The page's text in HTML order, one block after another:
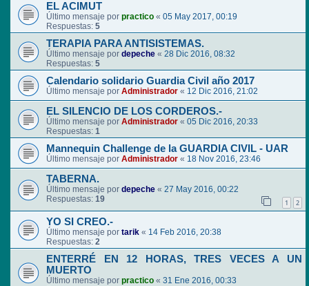
EL ACIMUT
Último mensaje por practico « 05 May 2017, 00:19
Respuestas: 5
TERAPIA PARA ANTISISTEMAS.
Último mensaje por depeche « 28 Dic 2016, 08:32
Respuestas: 5
Calendario solidario Guardia Civil año 2017
Último mensaje por Administrador « 12 Dic 2016, 21:02
EL SILENCIO DE LOS CORDEROS.-
Último mensaje por Administrador « 05 Dic 2016, 20:33
Respuestas: 1
Mannequin Challenge de la GUARDIA CIVIL - UAR
Último mensaje por Administrador « 18 Nov 2016, 23:46
TABERNA.
Último mensaje por depeche « 27 May 2016, 00:22
Respuestas: 19 1 2
YO SI CREO.-
Último mensaje por tarik « 14 Feb 2016, 20:38
Respuestas: 2
ENTERRÉ EN 12 HORAS, TRES VECES A UN
MUERTO
Último mensaje por practico « 31 Ene 2016, 00:33